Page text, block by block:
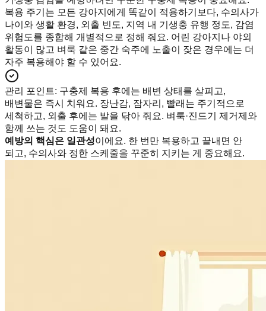
복용 주기는 모든 강아지에게 똑같이 적용하기보다, 수의사가
나이와 생활 환경, 외출 빈도, 지역 내 기생충 유행 정도, 감염
위험도를 종합해 개별적으로 정해 줘요. 어린 강아지나 야외
활동이 많고 벼룩 같은 중간 숙주에 노출이 잦은 경우에는 더
자주 복용해야 할 수 있어요.
관리 포인트: 구충제 복용 후에는 배변 상태를 살피고,
배변물은 즉시 치워요. 장난감, 잠자리, 빨래는 주기적으로
세척하고, 외출 후에는 발을 닦아 줘요. 벼룩·진드기 제거제와
함께 쓰는 것도 도움이 돼요.
예방의 핵심은 일관성이에요. 한 번만 복용하고 끝내면 안
되고, 수의사와 정한 스케줄을 꾸준히 지키는 게 중요해요.